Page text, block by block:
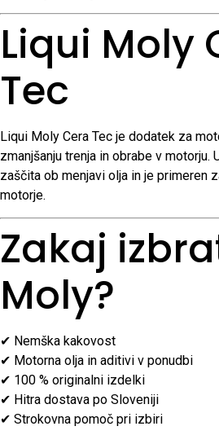
Liqui Moly
Tec
Liqui Moly Cera Tec je dodatek za
zmanjšanju trenja in obrabe v motorju.
zaščita ob menjavi olja in je primeren
motorje.
Zakaj
Moly?
✔ Nemška kakovost
✔ Motorna olja in aditivi v ponudbi
✔ 100 % originalni izdelki
✔ Hitra dostava po Sloveniji
✔ Strokovna pomoč pri izbiri